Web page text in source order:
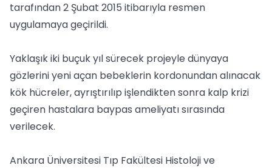
tarafından 2 Şubat 2015 itibarıyla resmen
uygulamaya geçirildi.
Yaklaşık iki buçuk yıl sürecek projeyle dünyaya
gözlerini yeni açan bebeklerin kordonundan alınacak
kök hücreler, ayrıştırılıp işlendikten sonra kalp krizi
geçiren hastalara baypas ameliyatı sırasında
verilecek.
Ankara Üniversitesi Tıp Fakültesi Histoloji ve